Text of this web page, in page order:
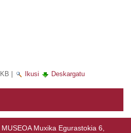
Ikusi Deskargatu
Muxika Egurastokia 6,